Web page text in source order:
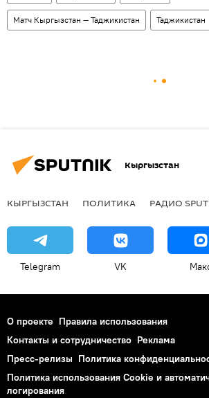
Матч Кыргызстан — Таджикистан Таджикистан
Кыргызстан
КЫРГЫЗСТАН ПОЛИТИКА РАДИО
Telegram VK
О проекте Правила использования
Контакты и сотрудничество Реклама
Пресс-релизы Политика
Политика использования Cookie и
логирования